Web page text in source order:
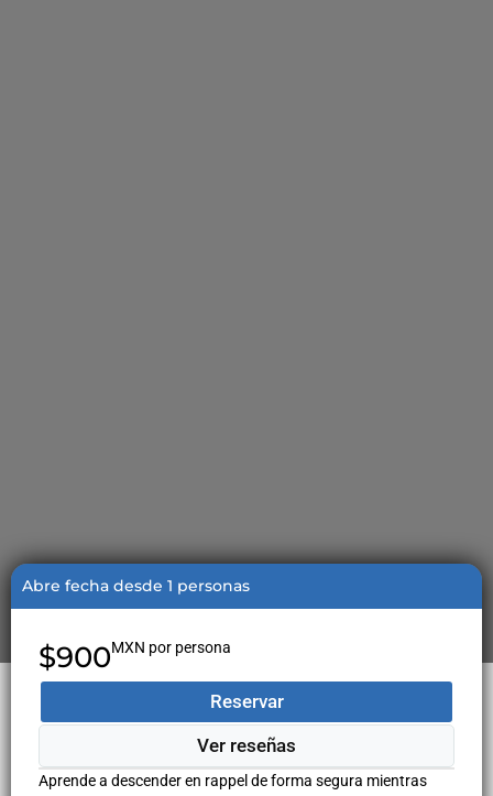
Abre fecha desde 1 personas
$900MXN por persona
Reservar
Ver reseñas
Aprende a descender en rappel de forma segura mientras